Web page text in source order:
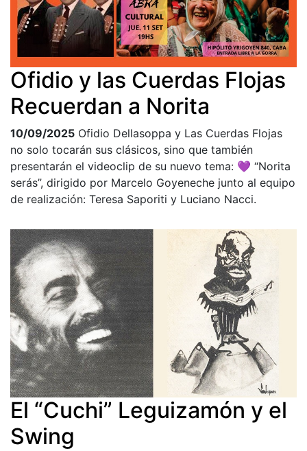
Ofidio y las Cuerdas Flojas
Recuerdan a Norita
10/09/2025 Ofidio Dellasoppa y Las Cuerdas Flojas
no solo tocarán sus clásicos, sino que también
presentarán el videoclip de su nuevo tema: 💜 “Norita
serás”, dirigido por Marcelo Goyeneche junto al equipo
de realización: Teresa Saporiti y Luciano Nacci.
El “Cuchi” Leguizamón y el
Swing